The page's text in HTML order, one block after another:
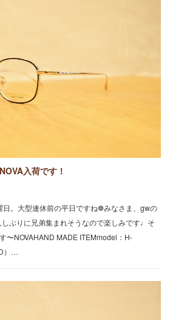
入荷です！
。大型連休前の平日ですね❁みなさま、gwの
ぶりに兄弟集まれそうなので楽しみです♩そ
〜NOVAHAND MADE ITEMmodel：H-
）…